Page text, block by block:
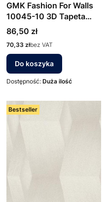
GMK Fashion For Walls
10045-10 3D Tapeta
ścienna Erismann
Cena
86,50 zł
Cena
70,33 złbez VAT
Do koszyka
Dostępność: Duża ilość
Bestseller